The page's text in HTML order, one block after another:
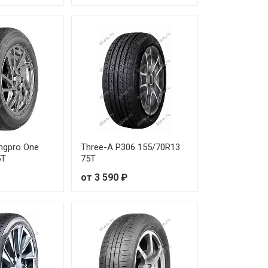
One
Three-A P306 155/70R13
75T
от 3 590 ₽